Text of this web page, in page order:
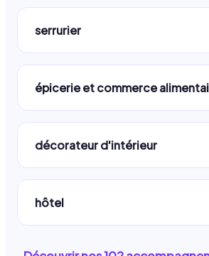
serrurier
épicerie et commerce
décorateur d'intérieur
hôtel